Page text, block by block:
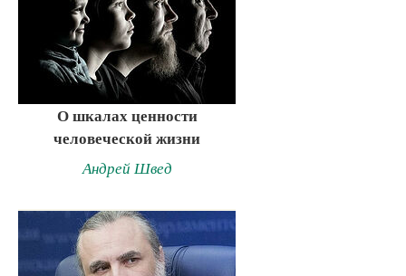
О шкалах ценности
человеческой жизни
Андрей Швед